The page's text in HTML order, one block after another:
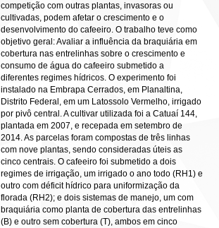
competição com outras plantas, invasoras ou
cultivadas, podem afetar o crescimento e o
desenvolvimento do cafeeiro. O trabalho teve como
objetivo geral: Avaliar a influência da braquiária em
cobertura nas entrelinhas sobre o crescimento e
consumo de água do cafeeiro submetido a
diferentes regimes hídricos. O experimento foi
instalado na Embrapa Cerrados, em Planaltina,
Distrito Federal, em um Latossolo Vermelho, irrigado
por pivô central. A cultivar utilizada foi a Catuaí 144,
plantada em 2007, e recepada em setembro de
2014. As parcelas foram compostas de três linhas
com nove plantas, sendo consideradas úteis as
cinco centrais. O cafeeiro foi submetido a dois
regimes de irrigação, um irrigado o ano todo (RH1) e
outro com déficit hídrico para uniformização da
florada (RH2); e dois sistemas de manejo, um com
braquiária como planta de cobertura das entrelinhas
(B) e outro sem cobertura (T), ambos em cinco